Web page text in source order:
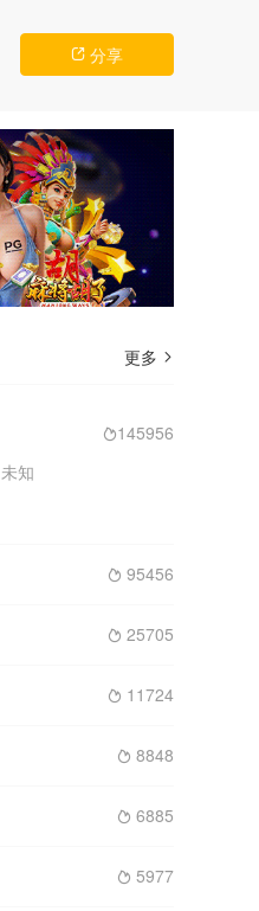
 分享
更多 
145956
知
 95456
 25705
 11724
 8848
 6885
 5977